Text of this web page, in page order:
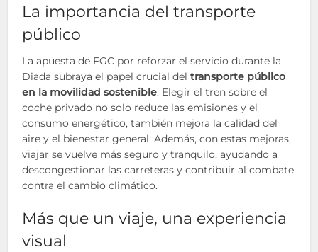
La importancia del transporte
público
La apuesta de FGC por reforzar el servicio durante la
Diada subraya el papel crucial deltransporte público
en la movilidad sostenible. Elegir el tren sobre el
coche privado no solo reduce las emisiones y el
consumo energético, también mejora la calidad del
aire y el bienestar general. Además, con estas mejoras,
viajar se vuelve más seguro y tranquilo, ayudando a
descongestionar las carreteras y contribuir al combate
contra el cambio climático.
Más que un viaje, una experiencia
visual